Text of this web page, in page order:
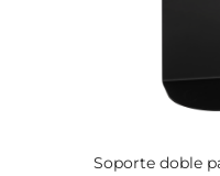
Soporte doble